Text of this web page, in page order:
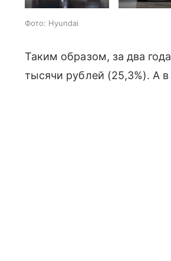
Фото: Hyundai
Таким образом, за два
тысячи рублей (25,3%). А